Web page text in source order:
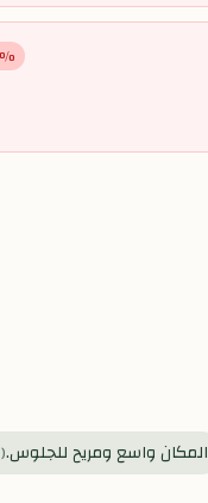
% سلبي
المكان واسع ومريح للجلوس.(